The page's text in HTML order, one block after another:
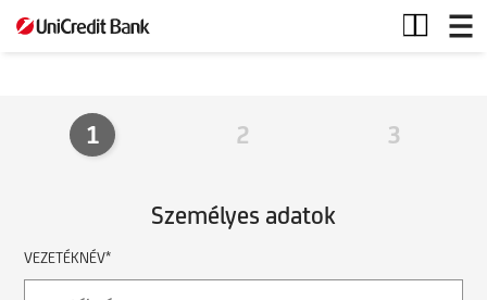
VDCS-
SCHOTT
1 2 3
Személyes adatok
VEZETÉKNÉV*